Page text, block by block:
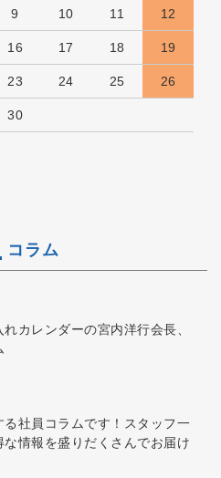
9 10 11 12
16 17 18 19
23 24 25 26
30
コラム
カレンダーの宮内洋行会長、
社員コラムです！スタッフ一
情報を盛りだくさんでお届け